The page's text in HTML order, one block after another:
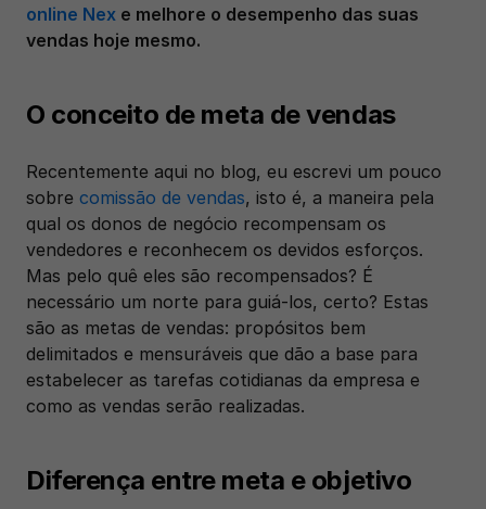
online Nex e melhore o desempenho das suas
vendas hoje mesmo.
O conceito de meta de vendas
Recentemente aqui no blog, eu escrevi um pouco
sobre comissão de vendas, isto é, a maneira pela
qual os donos de negócio recompensam os
vendedores e reconhecem os devidos esforços.
Mas pelo quê eles são recompensados? É
necessário um norte para guiá-los, certo? Estas
são as metas de vendas: propósitos bem
delimitados e mensuráveis que dão a base para
estabelecer as tarefas cotidianas da empresa e
como as vendas serão realizadas.
Diferença entre meta e objetivo